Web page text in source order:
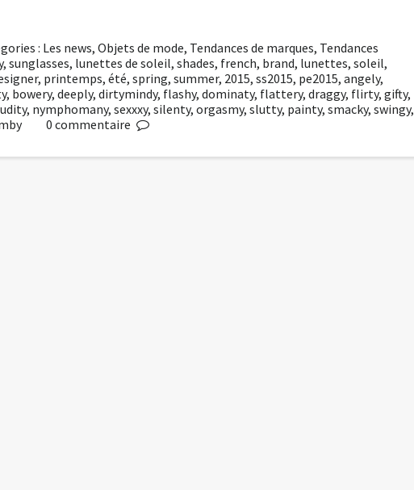
: Les news,Objets de mode, Tendances de marques, Tendances
, sunglasses, lunettes de soleil, shades, french, brand, lunettes, soleil,
, printemps, été, spring, summer, 2015, ss2015, pe2015, angely,
, bowery, deeply, dirtymindy, flashy, dominaty, flattery, draggy, flirty, gifty,
, nymphomany, sexxxy, silenty, orgasmy, slutty, painty, smacky, swingy,
0 commentaire